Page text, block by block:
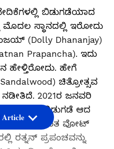
ಬಿಡುಗಡೆಯಾದ
ಸ್ಥಾನದಲ್ಲಿ ಇರೋದು
(Dolly Dhananjay)
Prapancha). ಇದು
ಹೇಳ್ತಿರೋದು. ಹೇಗೆ
ಚಿತ್ರೋತ್ಸವ
2021ರ ಜನವರಿ
ಬಿಡುಗಡೆ ಆದ
ಯಾವುದು ಅಂತ ವೋಟ್
ರತ್ನನ್ ಪ್ರಪಂಚವನ್ನು
Article